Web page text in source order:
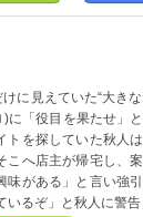
に見えていた“大き
)に「役目を果たせ」
を探していた秋人
へ店主が帰宅し、
がある」と言い強
いるぞ」と秋人に警